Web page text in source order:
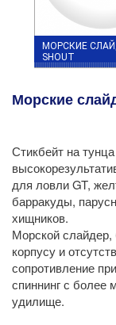
МОРСКИЕ
SHOUT
Морские
Стикбейт на
для ловли GT,
барракуды,
хищников.
Морской
корпусу и
сопротивление
спиннинг с более
удилище.